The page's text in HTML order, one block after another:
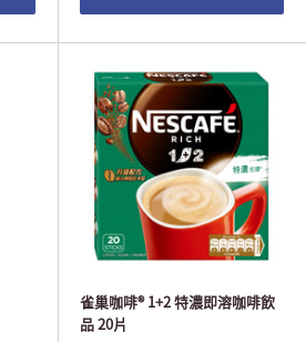
雀巢咖啡® 1+2 特濃即溶咖啡飲
品 20片